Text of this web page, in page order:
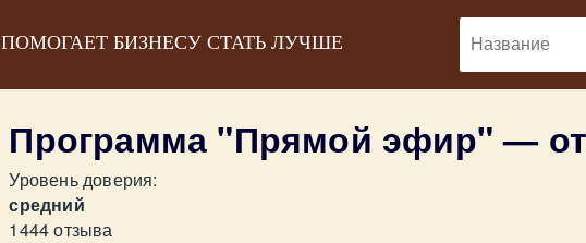
ПОМОГАЕТ БИЗНЕСУ СТАТЬ ЛУЧШЕ
Программа "Прямой эфир" —
Уровень доверия:
средний
1444 отзыва